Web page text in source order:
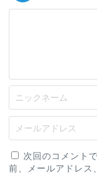
次回のコメント
前、メールアドレス